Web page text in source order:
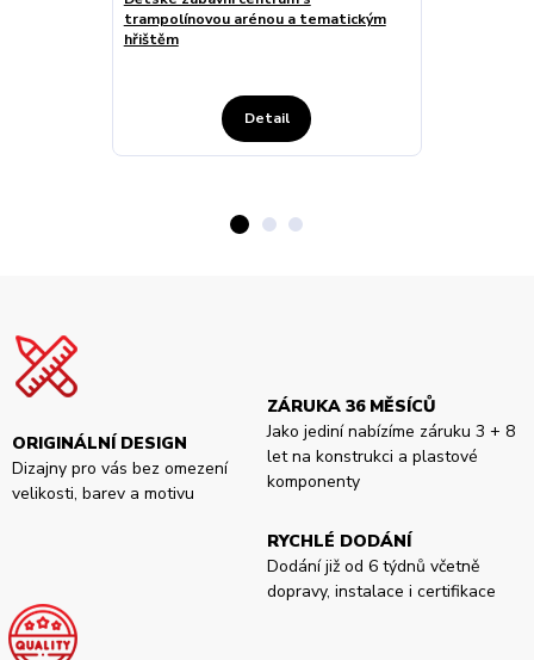
trampolínovou arénou a tematickým
hřištěm
Detail
ORIGINÁLNÍ DESIGN
Dizajny pro vás bez omezení
velikosti, barev a motivu
ZÁRUKA 36 MĚSÍCŮ
Jako jediní nabízíme záruku 3 + 8
let na konstrukci a plastové
komponenty
RYCHLÉ DODÁNÍ
Dodání již od 6 týdnů včetně
dopravy, instalace i certifikace